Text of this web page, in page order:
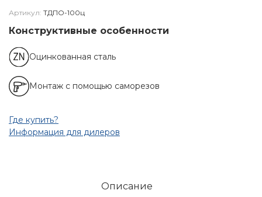
Артикул: ТДПО-100ц
Конструктивные особенности
Оцинкованная сталь
Монтаж с помощью саморезов
Где купить?
Информация для дилеров
Описание